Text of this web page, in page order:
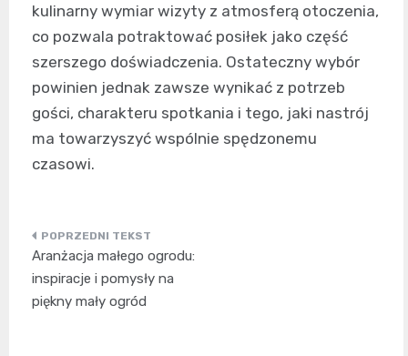
kulinarny wymiar wizyty z atmosferą otoczenia,
co pozwala potraktować posiłek jako część
szerszego doświadczenia. Ostateczny wybór
powinien jednak zawsze wynikać z potrzeb
gości, charakteru spotkania i tego, jaki nastrój
ma towarzyszyć wspólnie spędzonemu
czasowi.
Nawigacja
wpisu
Aranżacja małego ogrodu:
inspiracje i pomysły na
piękny mały ogród